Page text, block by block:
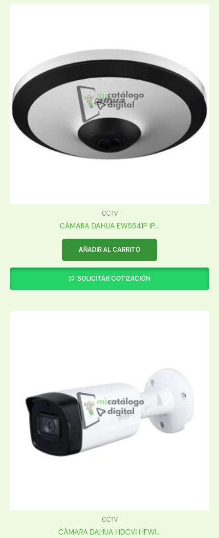
CCTV
CÁMARA DAHUA EW5541P IP...
AÑADIR AL CARRITO
SOLICITAR COTIZACIÓN
CCTV
CÁMARA DAHUA HDCVI HFW1...